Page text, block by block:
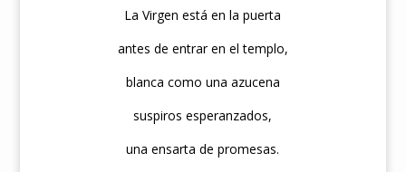
La Virgen está en la puerta
antes de entrar en el templo,
blanca como una azucena
suspiros esperanzados,
una ensarta de promesas.